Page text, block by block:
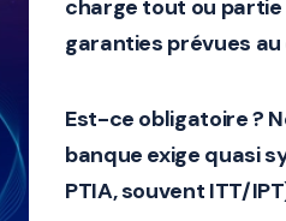
charge tout ou
garanties prévues
Est-ce obligatoire ?
banque exige quasi
PTIA, souvent ITT/